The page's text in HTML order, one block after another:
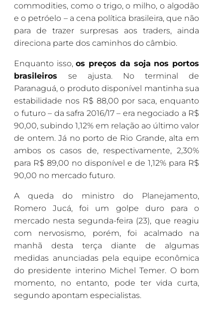
commodities, como o trigo, o milho, o algodão
e o petróelo – a cena política brasileira, que não
para de trazer surpresas aos traders, ainda
direciona parte dos caminhos do câmbio.
Enquanto isso,os preços da soja nos portos
brasileiros se ajusta. No terminal de
Paranaguá, o produto disponível mantinha sua
estabilidade nos R$ 88,00 por saca, enquanto
o futuro – da safra 2016/17 – era negociado a R$
90,00, subindo 1,12% em relação ao último valor
de ontem. Já no porto de Rio Grande, alta em
ambos os casos de, respectivamente, 2,30%
para R$ 89,00 no disponível e de 1,12% para R$
90,00 no mercado futuro.
A queda do ministro do Planejamento,
Romero Jucá, foi um golpe duro para o
mercado nesta segunda-feira (23), que reagiu
com nervosismo, porém, foi acalmado na
manhã desta terça diante de algumas
medidas anunciadas pela equipe econômica
do presidente interino Michel Temer. O bom
momento, no entanto, pode ter vida curta,
segundo apontam especialistas.